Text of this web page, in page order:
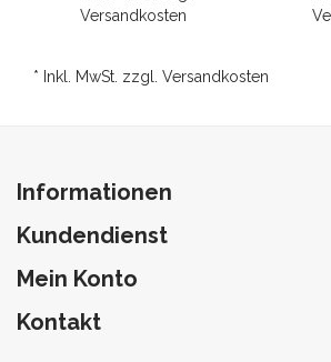
Versandkosten
* Inkl. MwSt. zzgl. Versandkosten
Informationen
Kundendienst
Mein Konto
Kontakt